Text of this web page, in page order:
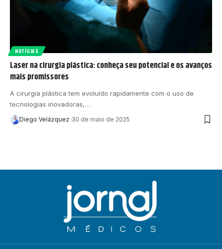
NOTÍCIAS
Laser na cirurgia plástica: conheça seu potencial e os avanços
mais promissores
A cirurgia plástica tem evoluído rapidamente com o uso de
tecnologias inovadoras,…
Diego Velázquez 30 de maio de 2025